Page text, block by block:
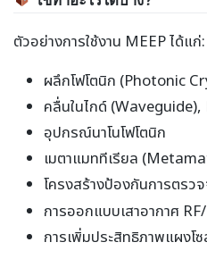
ตัวอย่างการใช้งาน MEEP ได้แก่:
ผลึกโฟโตนิก (Photonic
คลื่นในไกด์
อุปกรณ์นาโนโฟโตนิก
เมตาแมททีเรียล
โครงสร้างป้องกันการตรว
การออกแบบเสาอากาศ
การเพิ่มประสิทธิภาพแผงโซ